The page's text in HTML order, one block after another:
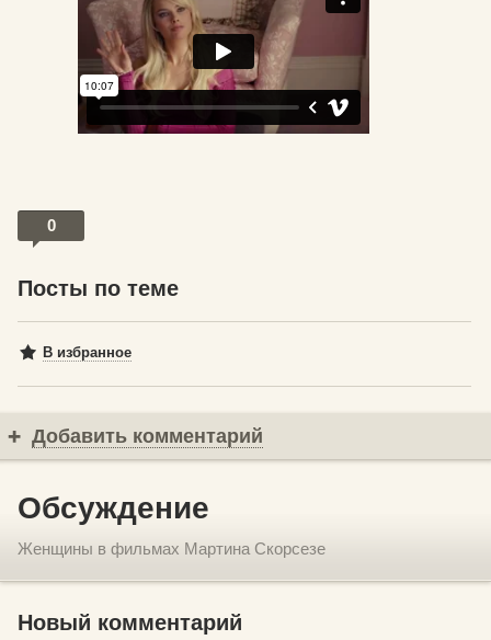
0
Посты по теме
В избранное
Добавить комментарий
Обсуждение
Женщины в фильмах Мартина Скорсезе
Новый комментарий